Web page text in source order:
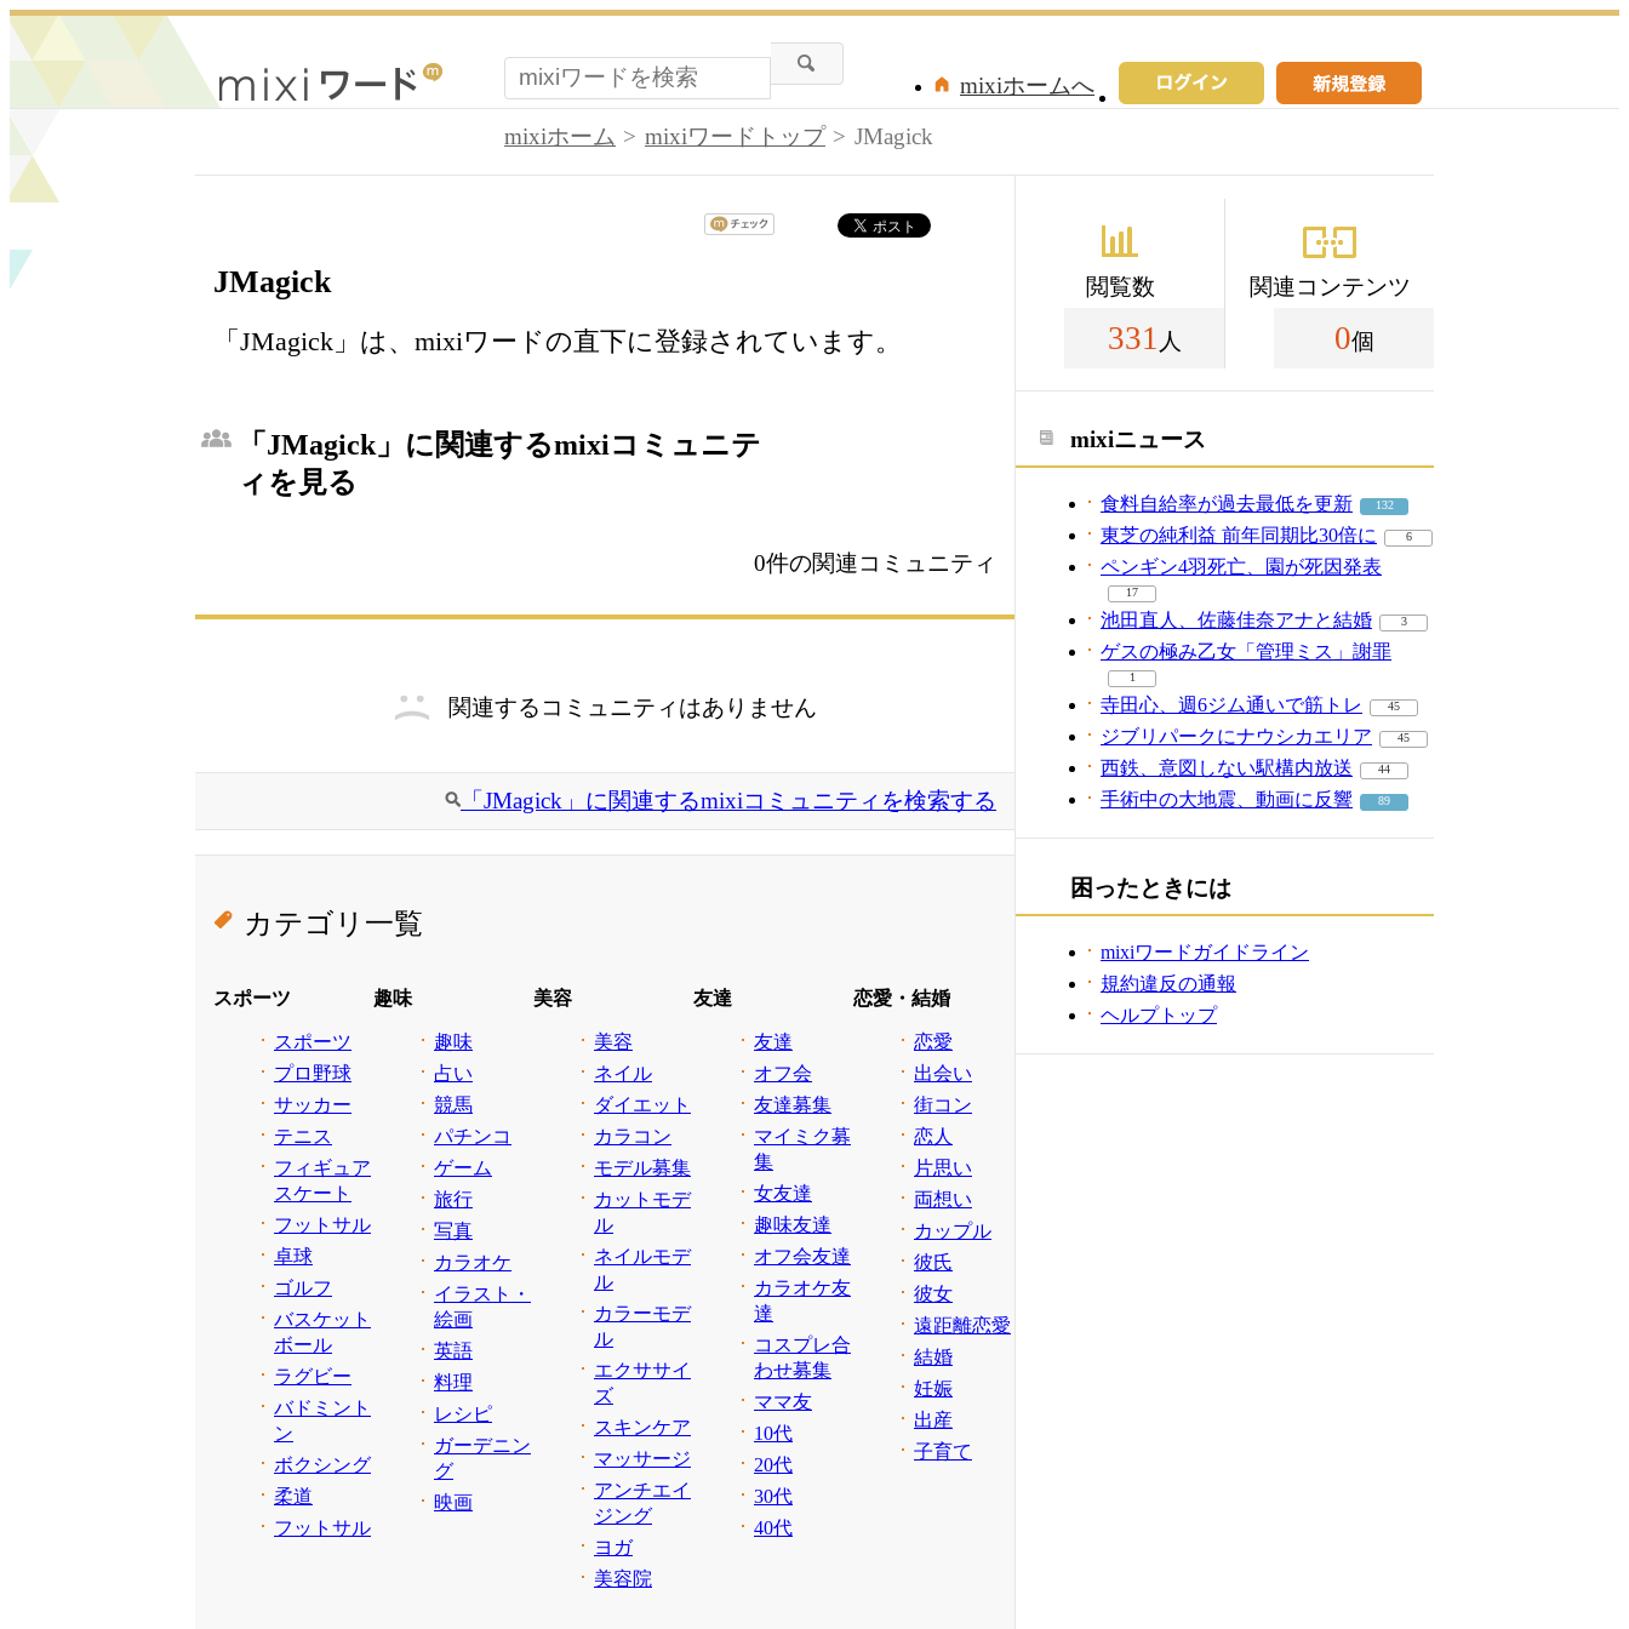
mixiホームへ
mixiホーム
mixiワードトップ JMagick
JMagick
「JMagick」は、mixiワードの直下に登録されています。
「JMagick」に関連するmixiコミュニテ
ィを見る
0件の関連コミュニティ
関連するコミュニティはありません
「JMagick」に関連するmixiコミュニティを検索する
カテゴリ一覧
スポーツ
スポーツ
プロ野球
サッカー
テニス
フィギュア
スケート
フットサル
卓球
ゴルフ
バスケット
ボール
ラグビー
バドミント
ン
ボクシング
柔道
フットサル
趣味
趣味
占い
競馬
パチンコ
ゲーム
旅行
写真
カラオケ
イラスト・
絵画
英語
料理
レシピ
ガーデニン
グ
映画
美容
美容
ネイル
ダイエット
カラコン
モデル募集
カットモデ
ル
ネイルモデ
ル
カラーモデ
ル
エクササイ
ズ
スキンケア
マッサージ
アンチエイ
ジング
ヨガ
美容院
友達
友達
オフ会
友達募集
マイミク募
集
女友達
趣味友達
オフ会友達
カラオケ友
達
コスプレ合
わせ募集
ママ友
10代
20代
30代
40代
恋愛・結婚
恋愛
出会い
街コン
恋人
片思い
両想い
カップル
彼氏
彼女
遠距離恋愛
結婚
妊娠
出産
子育て
閲覧数
331 人
関連コンテンツ
0個
mixiニュース
食料自給率が過去最低を更新 132
東芝の純利益 前年同期比30倍に 6
ペンギン4羽死亡、園が死因発表
17
池田直人、佐藤佳奈アナと結婚 3
ゲスの極み乙女「管理ミス」謝罪
1
寺田心、週6ジム通いで筋トレ 45
ジブリパークにナウシカエリア 45
西鉄、意図しない駅構内放送 44
手術中の大地震、動画に反響 89
困ったときには
mixiワードガイドライン
規約違反の通報
ヘルプトップ